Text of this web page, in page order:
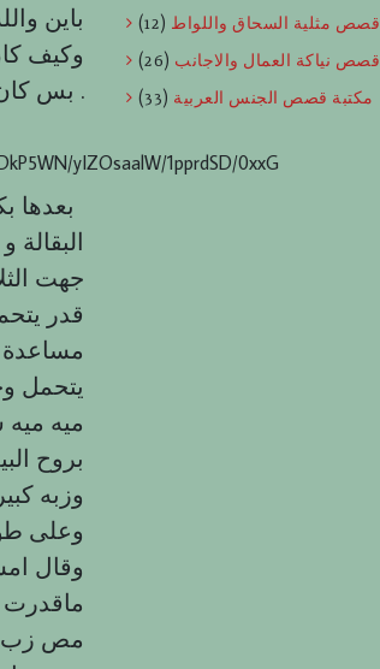
باين
وكيف
بس كان الباكستاني في بالي وكان زبه باين و واضح انه كبير .
yIZOsaalW/1pprdSD/0xxG
بعدها
جهت
قدر
يتحمل
ميه
بروح
وزبه
وعلى
وقال
قصص مثلية السحاق واللواط (12)
قصص نياكة العمال والاجانب (26)
مكتبة قصص الجنس العربية (33)